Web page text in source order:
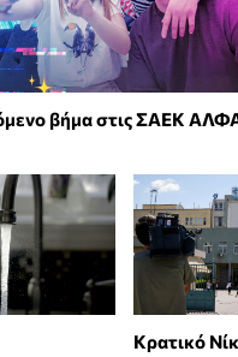
βήμα στις ΣΑΕΚ
Κρατικό